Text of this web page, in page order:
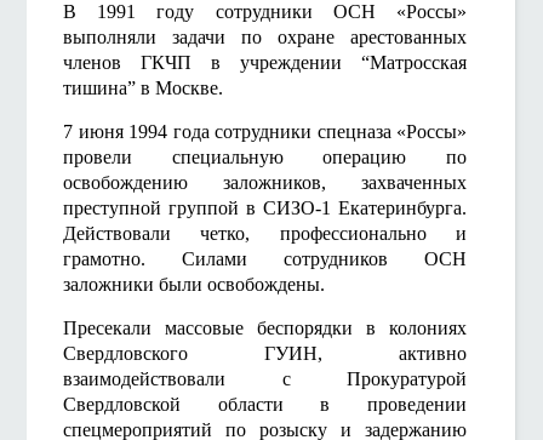
В 1991 году сотрудники ОСН «Россы»
выполняли задачи по охране арестованных
членов ГКЧП в учреждении “Матросская
тишина” в Москве.
7 июня 1994 года сотрудники спецназа «Россы»
провели специальную операцию по
освобождению заложников, захваченных
преступной группой в СИЗО-1 Екатеринбурга.
Действовали четко, профессионально и
грамотно. Силами сотрудников ОСН
заложники были освобождены.
Пресекали массовые беспорядки в колониях
Свердловского ГУИН, активно
взаимодействовали с Прокуратурой
Свердловской области в проведении
спецмероприятий по розыску и задержанию